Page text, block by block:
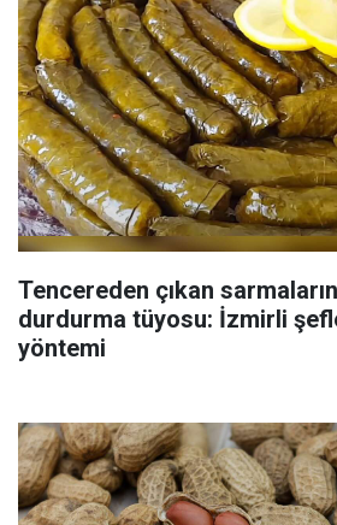
Tencereden çıkan sarmaların
durdurma tüyosu: İzmirli
yöntemi